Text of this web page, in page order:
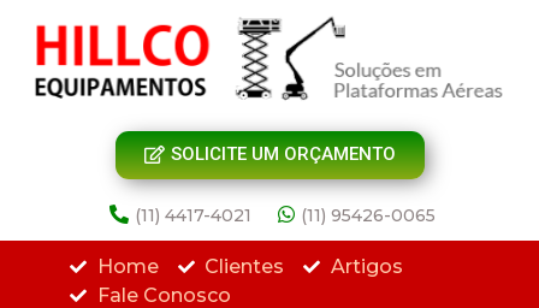
SOLICITE UM ORÇAMENTO
(11) 4417-4021 (11) 95426-0065
Home Clientes
Artigos
Fale Conosco